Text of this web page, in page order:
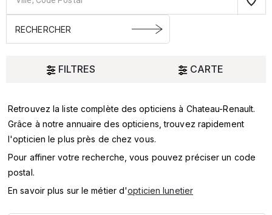
FILTRES CARTE
Oui
SERVICES
MARQUES
Retrouvez la liste complète des opticiens à Chateau-Renault.
Grâce à notre annuaire des opticiens, trouvez rapidement
l'opticien le plus près de chez vous.
Pour affiner votre recherche, vous pouvez préciser un code
postal.
En savoir plus sur le métier d'opticien lunetier